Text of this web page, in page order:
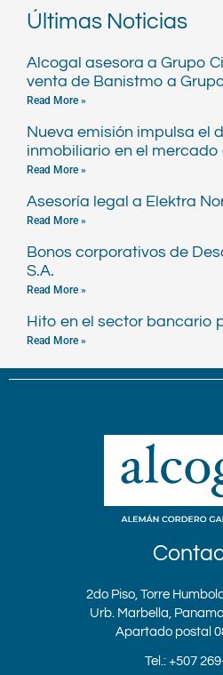
Últimas Noticias
Alcogal asesora a Grupo
venta de Banistmo a
Read More »
Nueva emisión impulsa el
inmobiliario en el
Read More »
Asesoría legal a Elektra
Read More »
Bonos corporativos de
S.A.
Read More »
Hito en el sector bancario
Read More »
2do Piso, Torre
Urb. Marbella,
Apartado postal
Tel.: +507